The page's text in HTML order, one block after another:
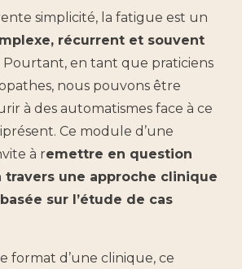
simplicité, la fatigue est un
récurrent et souvent
Pourtant, en tant que praticiens
nous pouvons être
à des automatismes face à ce
Ce module d’une
à remettre en question
travers une approche clinique
sur l’étude de cas
format d’une clinique, ce